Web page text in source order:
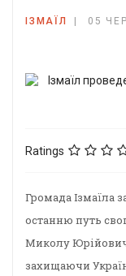
ІЗМАЇЛ 05
Ratings
Громада Ізмаїла
останню путь
Миколу
захищаючи